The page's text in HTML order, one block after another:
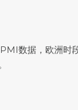
数据，欧洲